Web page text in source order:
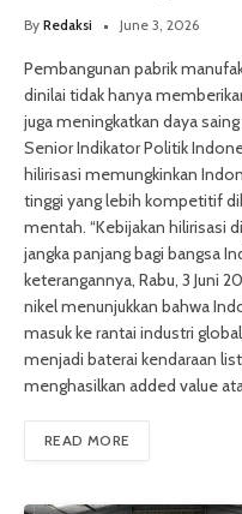
By Redaksi June 3, 2026
Pembangunan pabrik
dinilai tidak hanya
juga meningkatkan daya
Senior Indikator Politik
hilirisasi memungkinkan
tinggi yang lebih kompetitif
mentah. “Kebijakan hilirisasi
jangka panjang bagi bangsa
keterangannya, Rabu, 3 Juni
nikel menunjukkan bahwa
masuk ke rantai industri
menjadi baterai kendaraan
menghasilkan added value
READ MORE